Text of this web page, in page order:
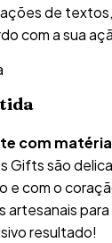
de
com a sua
com
Gifts são
e com o
para
resultado!